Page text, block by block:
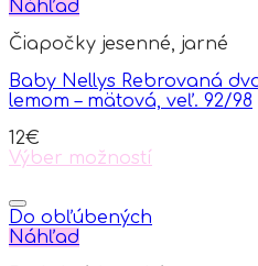
multiple
The
may
be
on
the
page
Náhľad
Čiapočky jesenné, jarné
Baby Nellys Rebrovaná
lemom – mätová, veľ. 92/98
12€
Výber možností
product
has
multiple
Do obľúbených
Náhľad